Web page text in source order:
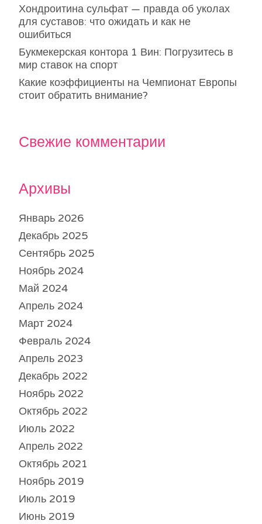
Хондроитина сульфат — правда об уколах
для суставов: что ожидать и как не
ошибиться
Букмекерская контора 1 Вин: Погрузитесь в
мир ставок на спорт
Какие коэффициенты на Чемпионат Европы
стоит обратить внимание?
Свежие комментарии
Архивы
Январь 2026
Декабрь 2025
Сентябрь 2025
Ноябрь 2024
Май 2024
Апрель 2024
Март 2024
Февраль 2024
Апрель 2023
Декабрь 2022
Ноябрь 2022
Октябрь 2022
Июль 2022
Апрель 2022
Октябрь 2021
Ноябрь 2019
Июль 2019
Июнь 2019